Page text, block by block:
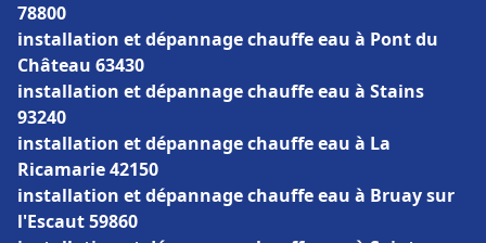
78800
installation et dépannage chauffe eau à Pont du
Château 63430
installation et dépannage chauffe eau à Stains
93240
installation et dépannage chauffe eau à La
Ricamarie 42150
installation et dépannage chauffe eau à Bruay sur
l'Escaut 59860